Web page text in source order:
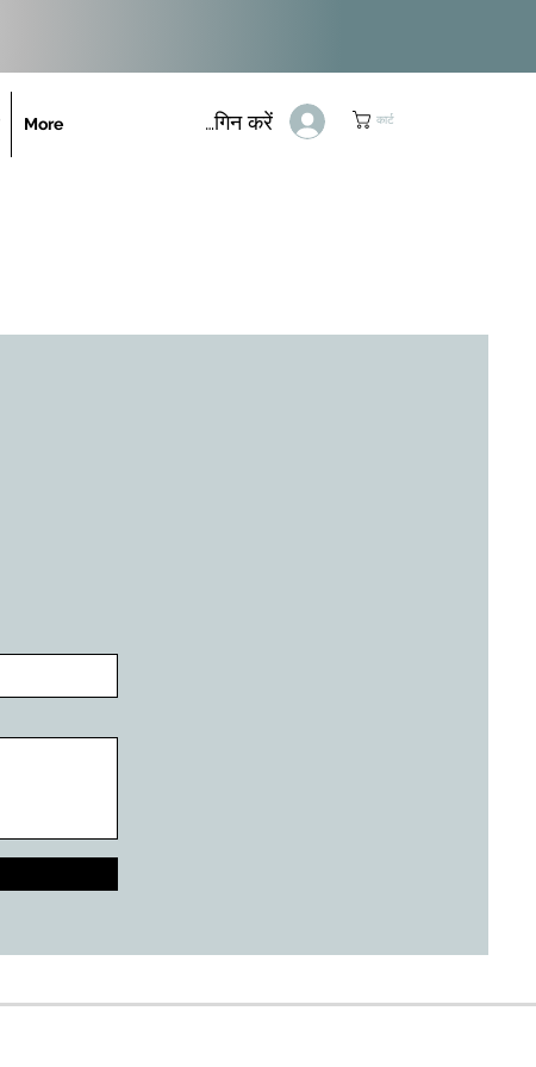
More लॉगिन करें कार्ट